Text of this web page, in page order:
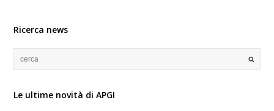
Ricerca news
Le ultime novità di APGI